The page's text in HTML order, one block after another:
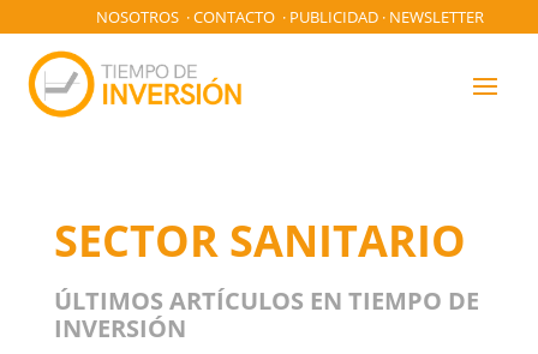
NOSOTROS ·CONTACTO · PUBLICIDAD · NEWSLETTER
SECTOR SANITARIO
ÚLTIMOS ARTÍCULOS EN TIEMPO DE
INVERSIÓN